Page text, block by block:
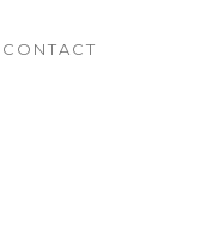
CONTACT